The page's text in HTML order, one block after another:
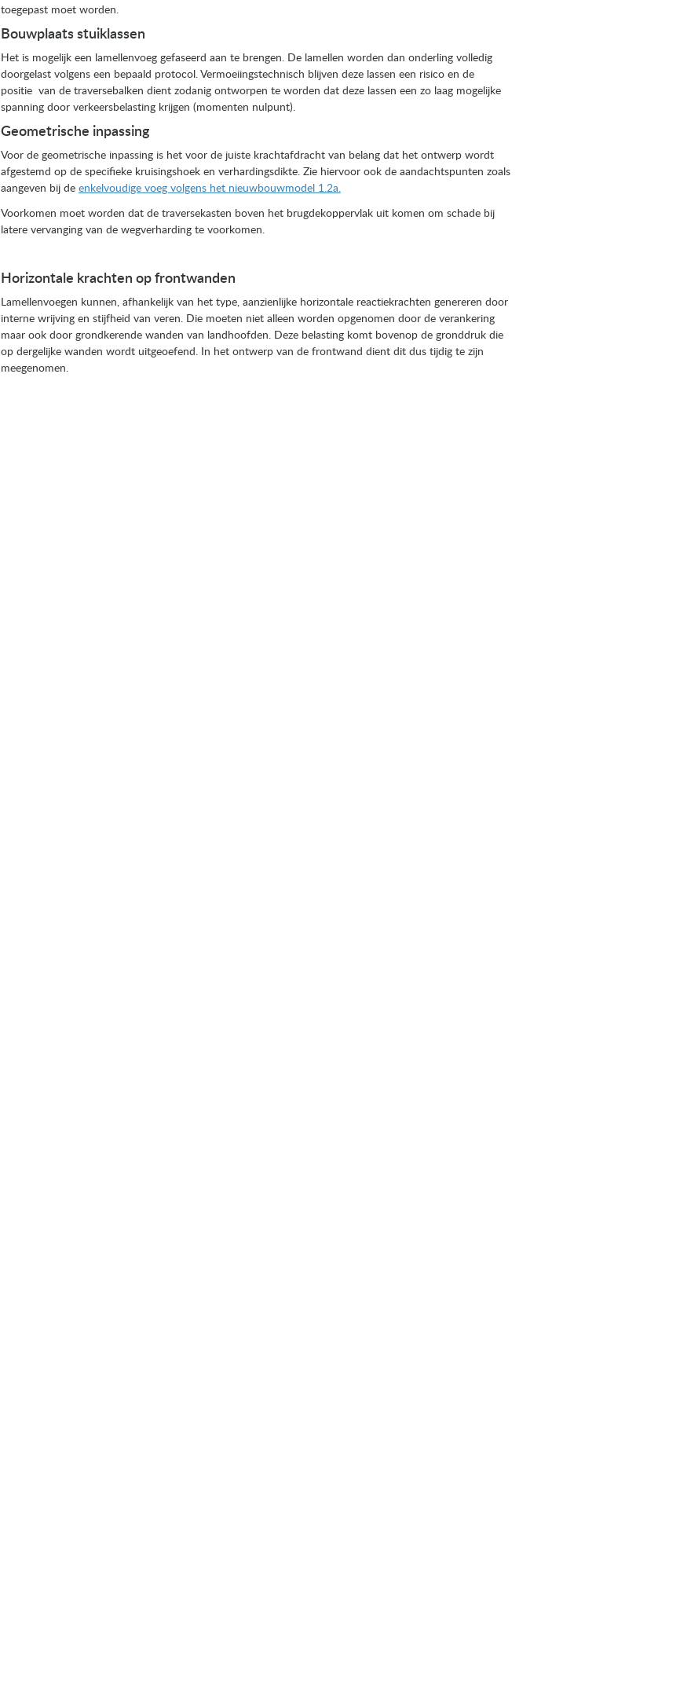
toegepast moet worden.
Bouwplaats stuiklassen
Het is mogelijk een lamellenvoeg gefaseerd aan te brengen. De lamellen worden dan onderling volledig
doorgelast volgens een bepaald protocol. Vermoeiingstechnisch blijven deze lassen een risico en de
positie van de traversebalken dient zodanig ontworpen te worden dat deze lassen een zo laag mogelijke
spanning door verkeersbelasting krijgen (momenten nulpunt).
Geometrische inpassing
Voor de geometrische inpassing is het voor de juiste krachtafdracht van belang dat het ontwerp wordt
afgestemd op de specifieke kruisingshoek en verhardingsdikte. Zie hiervoor ook de aandachtspunten zoals
aangeven bij de enkelvoudige voeg volgens het nieuwbouwmodel 1.2a.
Voorkomen moet worden dat de traversekasten boven het brugdekoppervlak uit komen om schade bij
latere vervanging van de wegverharding te voorkomen.
Horizontale krachten op frontwanden
Lamellenvoegen kunnen, afhankelijk van het type, aanzienlijke horizontale reactiekrachten genereren door
interne wrijving en stijfheid van veren. Die moeten niet alleen worden opgenomen door de verankering
maar ook door grondkerende wanden van landhoofden. Deze belasting komt bovenop de gronddruk die
op dergelijke wanden wordt uitgeoefend. In het ontwerp van de frontwand dient dit dus tijdig te zijn
meegenomen.